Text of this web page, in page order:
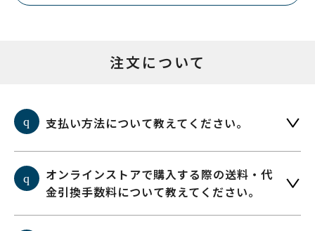
注文について
支払い方法について教えてください。
オンラインストアで購入する際の送料・代
金引換手数料について教えてください。